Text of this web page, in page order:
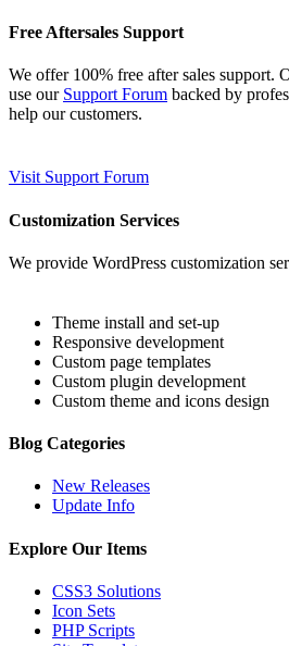
Free Aftersales Support
We offer 100% free after sales support.
use our Support Forum backed by
help our customers.
Visit Support Forum
Customization Services
We provide WordPress customization
Theme install and set-up
Responsive development
Custom page templates
Custom plugin development
Custom theme and icons design
Blog Categories
New Releases
Update Info
Explore Our Items
CSS3 Solutions
Icon Sets
PHP Scripts